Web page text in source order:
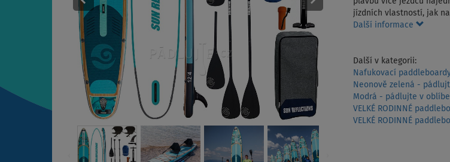
jízdních vlastností, jak
Další informace
Další v kategorii:
Nafukovací paddleboardy
Neonově zelená -
Modrá - pádlujte v
VELKÉ RODINNÉ
VELKÉ RODINNÉ